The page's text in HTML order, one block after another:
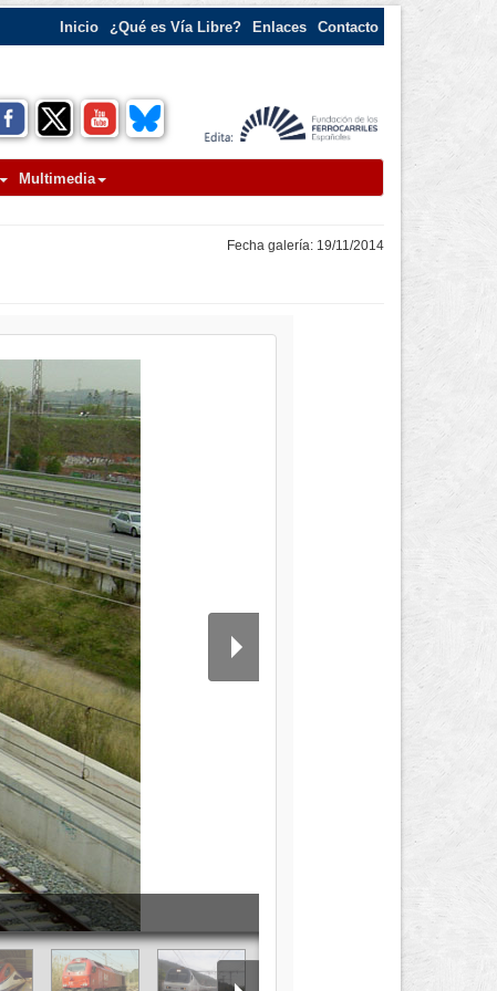
Inicio ¿Qué es Vía Libre? Enlaces Contacto
Multimedia
Fecha galería: 19/11/2014